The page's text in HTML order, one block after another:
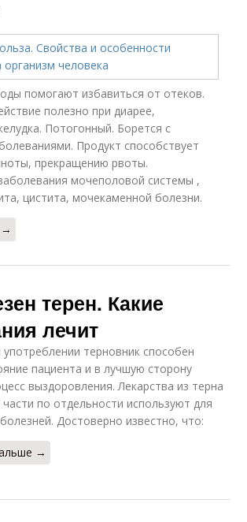
помогают избавиться от отеков.
полезно при диарее,
Потогонный. Борется с
Продукт способствует
прекращению рвоты.
мочеполовой системы ,
цистита, мочекаменной болезни.
→
терен. Какие
лечит
терновник способен
пациента и в лучшую сторону
выздоровления. Лекарства из терна
по отдельности используют для
Достоверно известно, что:
→